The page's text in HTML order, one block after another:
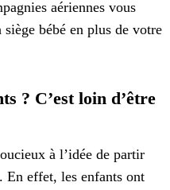
aériennes vous
bébé en plus de votre
? C’est loin d’être
à l’idée de partir
En effet, les enfants ont